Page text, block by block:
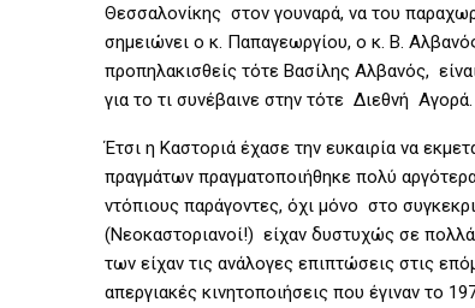
Θεσσαλονίκης στον γουναρά, να του
σημειώνει ο κ. Παπαγεωργίου, ο κ. Β.
προπηλακισθείς τότε Βασίλης Αλβανός,
για το τι συνέβαινε στην τότε Διεθνή Αγορά.
Έτσι η Καστοριά έχασε την ευκαιρία να
πραγμάτων πραγματοποιήθηκε πολύ
ντόπιους παράγοντες, όχι μόνο στο
(Νεοκαστοριανοί!) είχαν δυστυχώς σε
των είχαν τις ανάλογες επιπτώσεις στις
απεργιακές κινητοποιήσεις που έγιναν το